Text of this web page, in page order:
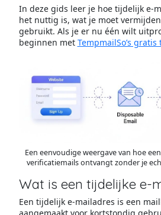
In deze gids leer je hoe tijdelijk e-
het nuttig is, wat je moet
gebruikt. Als je er nu één wilt
beginnen met TempmailSo’s
Een eenvoudige weergave van hoe
verificatiemails ontvangt zonder je
Wat is een tijdelijke e-
Een tijdelijk e-mailadres is een